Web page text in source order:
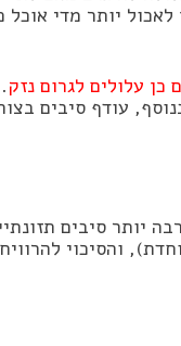
יותר מדי
כן עלולים לגרום נזק
עודף סיבים
יותר סיבים
והסיכוי